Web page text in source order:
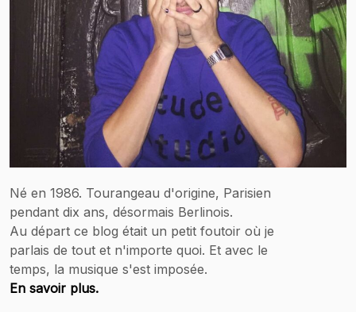
Né en 1986. Tourangeau d'origine, Parisien
pendant dix ans, désormais Berlinois.
Au départ ce blog était un petit foutoir où je
parlais de tout et n'importe quoi. Et avec le
temps, la musique s'est imposée.
En savoir plus.